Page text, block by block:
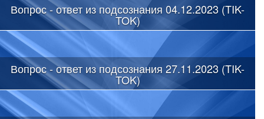
Вопрос - ответ из подсознания 04.12.2023 (TIK-
TOK)
Вопрос - ответ из подсознания 27.11.2023 (TIK-
TOK)